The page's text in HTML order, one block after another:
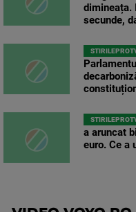
dimineața.
secunde,
a aruncat
euro. Ce a